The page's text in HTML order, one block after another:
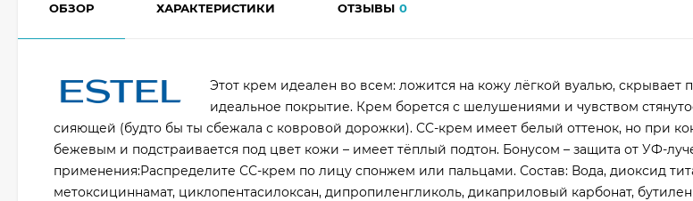
ОБЗОР ХАРАКТЕРИСТИКИ ОТЗЫВЫ 0
Этот крем идеален во всем: ложится на кожу лёгкой вуалью, скрывает
идеальное покрытие. Крем борется с шелушениями и чувством
сияющей (будто бы ты сбежала с ковровой дорожки). CC-крем имеет белый оттенок, но при
бежевым и подстраивается под цвет кожи – имеет тёплый подтон. Бонусом – защита от УФ-
применения:Распределите СС-крем по лицу спонжем или пальцами. Состав: Вода, диоксид
метоксициннамат, циклопентасилоксан, дипропиленгликоль, дикаприловый карбонат,